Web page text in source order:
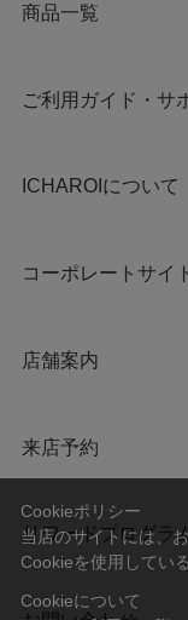
商品一覧
ご利用ガイド・サ
ICHAROIについて
コーポレートサイ
店舗案内
来店予約
リワードプログラ
Cookieポリシー
当店のサイトには、
Cookieを使用してい
Cookieについて